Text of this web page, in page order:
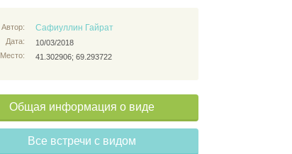
Автор:
Дата:
Место:
Сафиуллин Гайрат
10/03/2018
41.302906; 69.293722
Общая информация о виде
Все встречи с видом